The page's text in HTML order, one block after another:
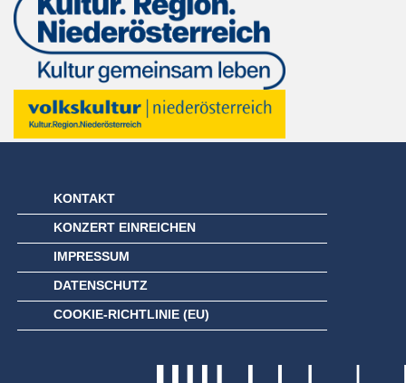
KONTAKT
KONZERT EINREICHEN
IMPRESSUM
DATENSCHUTZ
COOKIE-RICHTLINIE (EU)